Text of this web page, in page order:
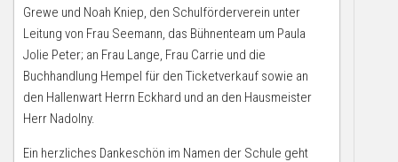
Grewe und Noah Kniep, den Schulförderverein unter
Leitung von Frau Seemann, das Bühnenteam um Paula
Jolie Peter; an Frau Lange, Frau Carrie und die
Buchhandlung Hempel für den Ticketverkauf sowie an
den Hallenwart Herrn Eckhard und an den Hausmeister
Herr Nadolny.
Ein herzliches Dankeschön im Namen der Schule geht